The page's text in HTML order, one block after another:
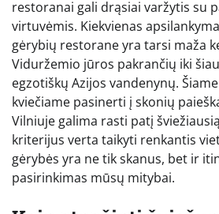
restoranai gali drąsiai varžytis su
virtuvėmis. Kiekvienas
gėrybių restorane yra tarsi maža
Viduržemio jūros pakrančių iki
egzotiškų Azijos vandenynų.
kviečiame pasinerti į skonių
Vilniuje galima rasti patį
kriterijus verta taikyti renkantis
gėrybės yra ne tik skanus, bet ir
pasirinkimas mūsų mitybai.